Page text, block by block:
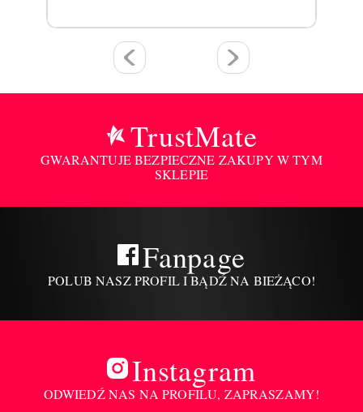
TrustMate
GWARANTUJE BEZPIECZNE ZAKUPY W TYM
SKLEPIE
Fanpage
POLUB NASZ PROFIL I BĄDŹ NA BIEŻĄCO!
Instagram
ODWIEDŹ NAS NA PROFILU, ZAPRASZAMY!